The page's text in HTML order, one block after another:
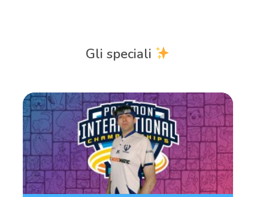
Gli speciali